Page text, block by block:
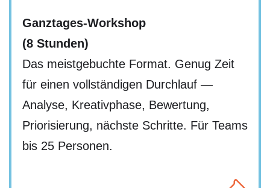
Ganztages-Workshop
(8 Stunden)
Das meistgebuchte Format. Genug Zeit
für einen vollständigen Durchlauf —
Analyse, Kreativphase, Bewertung,
Priorisierung, nächste Schritte. Für Teams
bis 25 Personen.